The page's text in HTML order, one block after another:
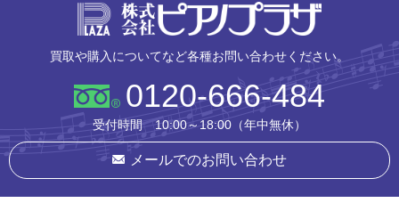
買取や購入についてなど各種お問い合わせください。
0120-666-484
受付時間 10:00～18:00（年中無休）
メールでのお問い合わせ